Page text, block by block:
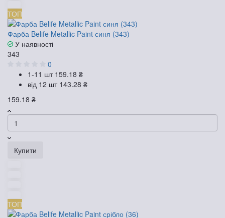
ТОП
Фарба Belife Metallic Paint синя (343)
У наявності
343
0
1-11 шт 159.18 ₴
від 12 шт 143.28 ₴
159.18 ₴
Купити
ТОП